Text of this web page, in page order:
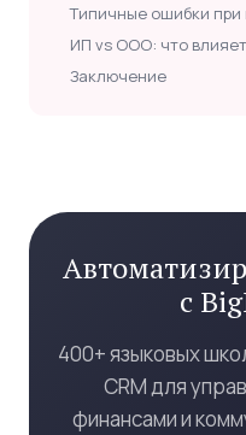
Типичные ошибки при
ИП vs ООО: что
Заключение
с
400+ языковых
CRM для
финансами и